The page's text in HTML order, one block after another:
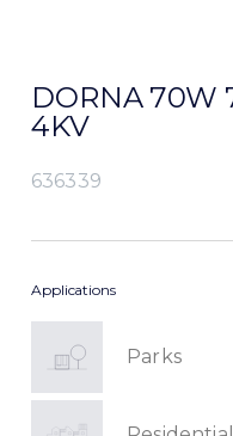
DORNA 70W
4KV
636339
Applications
Parks